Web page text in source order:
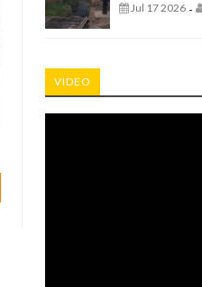
Jul 17 2026-
VIDEO